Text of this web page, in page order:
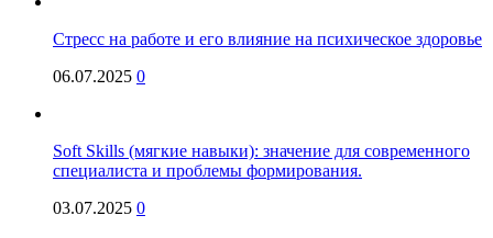
Стресс на работе и его влияние на психическое здоровье
06.07.2025 0
Soft Skills (мягкие навыки): значение для современного
специалиста и проблемы формирования.
03.07.2025 0